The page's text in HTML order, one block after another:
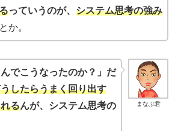
っていうのが、 システム思考の強み
か。
まなぶ君
んでこうなったのか？」だ
したらうまく回り出す
るんが、システム思考の